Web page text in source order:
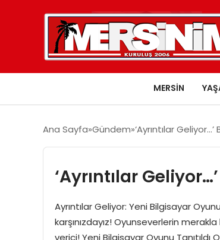
MERSIN
Ana Sayfa Gündem ‘Ayrıntılar Geliyor…’
‘Ayrıntılar
Ayrıntılar Geliyor: Yeni Bilgisayar
karşınızdayız! Oyunseverlerin
verici! Yeni Bilgisayar Oyunu